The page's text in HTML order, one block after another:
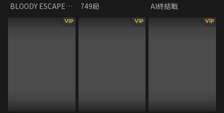
BLOODY ESCAPE：地獄的逃走劇 749局 AI終結戰
VIP VIP VIP